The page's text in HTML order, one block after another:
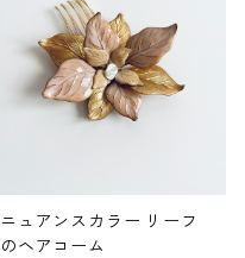
ニュアンスカラー リーフ
のヘアコーム